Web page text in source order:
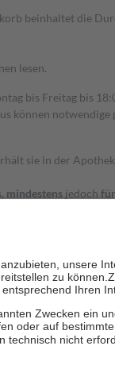
beinhaltet die
lesen.
bis Freitag bis
können
sie in der
mindestens jedoch
Stellung der